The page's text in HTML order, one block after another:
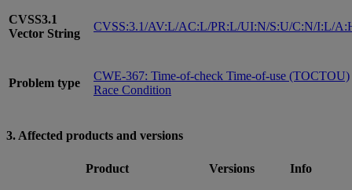
CVSS3.1
Vector String
CVSS:3.1/AV:L/AC:L/PR:L/UI:N/S:U/C:N/I:L/
Problem type
CWE-367: Time-of-check Time-of-use (TOCTOU)
Race Condition
3. Affected products and versions
Product Versions Info